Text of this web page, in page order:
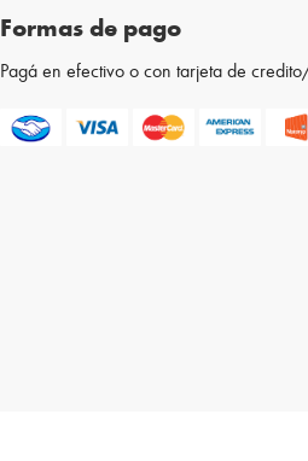
Formas de pago
Pagá en efectivo o con tarjeta de